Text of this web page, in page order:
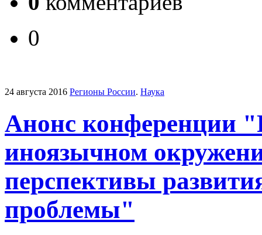
0
24 августа 2016 Регионы России. Наука
Анонс конференции
иноязычном
перспективы
проблемы"